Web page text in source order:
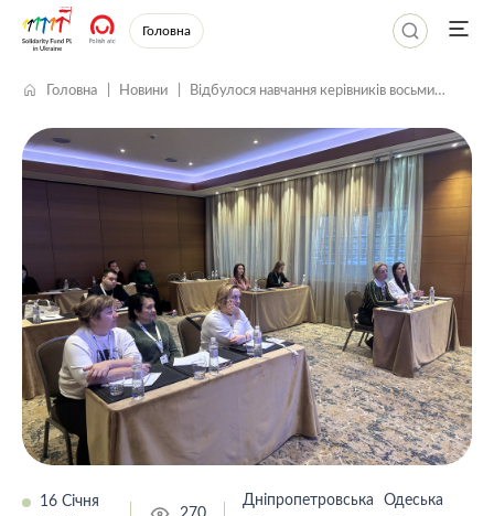
Головна
Головна Новини
Відбулося навчання керівників восьми
Дніпропетровської та Одеської областей
16 Січня
Дніпропетровська
Одеська